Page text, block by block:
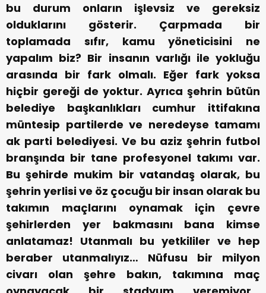
bu durum onların işlevsiz ve gereksiz
olduklarını gösterir. Çarpmada bir
toplamada sıfır, kamu yöneticisini ne
yapalım biz? Bir insanın varlığı ile yokluğu
arasında bir fark olmalı. Eğer fark yoksa
hiçbir gereği de yoktur. Ayrıca şehrin bütün
belediye başkanlıkları cumhur ittifakına
müntesip partilerde ve neredeyse tamamı
ak parti belediyesi. Ve bu aziz şehrin futbol
branşında bir tane profesyonel takımı var.
Bu şehirde mukim bir vatandaş olarak, bu
şehrin yerlisi ve öz çocuğu bir insan olarak bu
takımın maçlarını oynamak için çevre
şehirlerden yer bakmasını bana kimse
anlatamaz! Utanmalı bu yetkililer ve hep
beraber utanmalıyız… Nüfusu bir milyon
civarı olan şehre bakın, takımına maç